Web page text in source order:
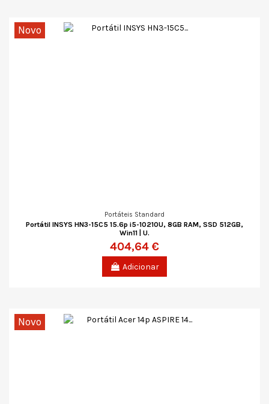
Novo
Portáteis Standard
Portátil INSYS HN3-15C5 15.6p i5-10210U, 8GB RAM, SSD 512GB,
Win11 | U.
404,64 €
Adicionar
Novo